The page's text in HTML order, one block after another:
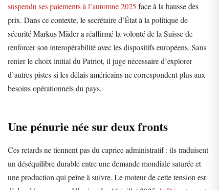
suspendu ses paiements à l’automne 2025 face à la hausse des
prix. Dans ce contexte, le secrétaire d’État à la politique de
sécurité Markus Mäder a réaffirmé la volonté de la Suisse de
renforcer son interopérabilité avec les dispositifs européens. Sans
renier le choix initial du Patriot, il juge nécessaire d’explorer
d’autres pistes si les délais américains ne correspondent plus aux
besoins opérationnels du pays.
Une pénurie née sur deux fronts
Ces retards ne tiennent pas du caprice administratif : ils traduisent
un déséquilibre durable entre une demande mondiale saturée et
une production qui peine à suivre. Le moteur de cette tension est